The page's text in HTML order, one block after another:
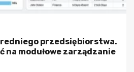
przedsiębiorstwa.
na modułowe zarządzanie